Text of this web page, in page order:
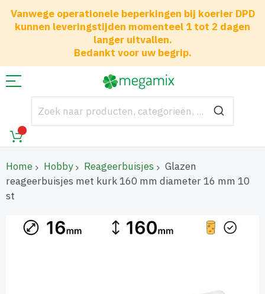
Vanwege operationele beperkingen bij koerier DPD
kunnen leveringstijden momenteel 1 tot 2 dagen
langer uitvallen.
Bedankt voor uw begrip.
Home Hobby Reageerbuisjes
Glazen
reageerbuisjes met kurk 160 mm diameter 16 mm 10
st